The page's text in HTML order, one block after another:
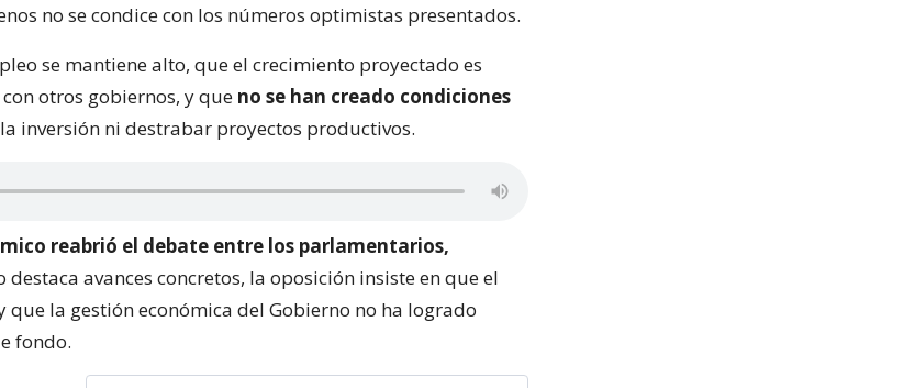
no se condice con los números optimistas presentados.
se mantiene alto, que el crecimiento proyectado es
otros gobiernos, y que no se han creado condiciones
inversión ni destrabar proyectos productivos.
reabrió el debate entre los parlamentarios,
avances concretos, la oposición insiste en que el
que la gestión económica del Gobierno no ha logrado
fondo.